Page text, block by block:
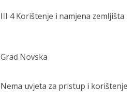
III 4 Korištenje i namjena zemljišta
Grad Novska
Nema uvjeta za pristup i korištenje